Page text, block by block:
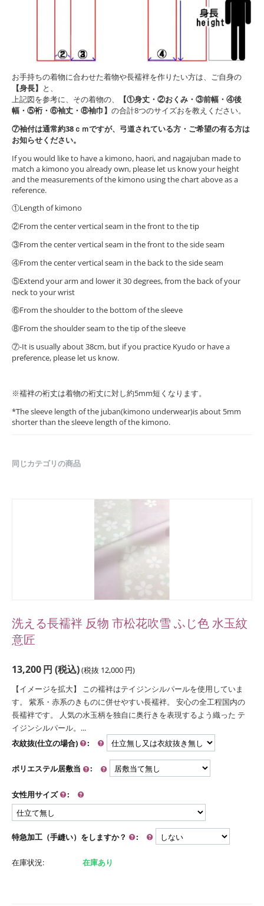
お手持ちの着物に合わせた着物や長襦袢を作りたい方は、ご自身の
【身長】 と、
上記図を参考に、その着物の、
【①身丈・②おくみ・③前幅・④後
幅・⑤裄・⑥袖丈・⑧袖巾】 の合計8つのサイズおを教えください。
⑦袖付は通常約38ｃｍですが、弓道されている方・ご希望の有る方は
お知らせください。
If you would like to have a kimono, haori, and nagajuban made to
match a kimono you already own, please let us know your height
and the measurements of the kimono using the chart above as a
reference.
①Length of kimono
②From the center vertical seam in the front to the tip
③From the center vertical seam in the front to the side seam
④From the center vertical seam in the back to the side seam
⑤Extend your arm and lower it 30 degrees, from the back of your
neck to your wrist
⑥From the shoulder to the bottom of the sleeve
⑧From the shoulder seam to the tip of the sleeve
⑦-It is usually about 38cm, but if you practice Kyudo or have a
preference, please let us know.
※襦袢の裄丈は着物の裄丈に対し約5mm短くなります。
*The sleeve length of the juban(kimono underwear)is about 5mm
shorter than the sleeve length of the kimono.
同じカテゴリの商品
洗える長襦袢 反物 市松花吹雪 ふじ色 水玉紋
意匠
13,200円 (税込)(税抜 12,000 円)
【イメージを拡大】 この襦袢はテイジンシルパールを使用していま
す。 紫系・赤系のきものに併せやすい長襦袢。 安心の全工程国内の
長襦袢です。 人気の水玉柄を独自に奥行きを表現するよう織った テ
イジンシルパール。...
衣紋抜(仕立の場合)
:
ポリエステル居敷当 :
女性用サイズ :
特急加工（手縫い）をしますか？ :
在庫状況: 在庫あり